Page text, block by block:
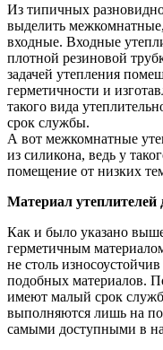
Из типичных
выделить
входные. Входные
плотной резиновой
задачей утепления
герметичности и
такого вида
срок службы.
А вот межкомнатные
из силикона, ведь у
помещение от низких
Материал утеплителей
Как и было указано
герметичным
не столь
подобных материалов.
имеют малый срок
выполняются лишь на
самыми доступными в